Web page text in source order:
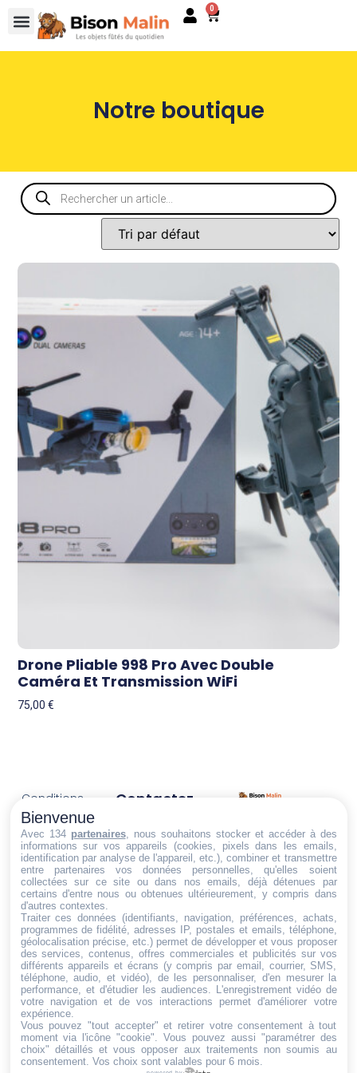
0
Notre boutique
Drone Pliable 998 Pro Avec Double
Caméra Et Transmission WiFi
75,00€
Trouvez ce qu'il vous faut,
au bon endroit
Conditions
générales
de vente
Politique de
cookies
Politique de
confidentialité
Mentions
légales
Conditions de
retour et de
remboursement
Droit de
rétractation
Contactez-
Email:
dt@sasbms.fr
Bienvenue
Avec 134 partenaires, nous souhaitons stocker et accéder à des
informations sur vos appareils (cookies, pixels dans les emails,
identification par analyse de l'appareil, etc.), combiner et transmettre
entre partenaires vos données personnelles, qu'elles soient
collectées sur ce site ou dans nos emails, déjà détenues par
certains d'entre nous ou obtenues ultérieurement, y compris dans
d'autres contextes.
Traiter ces données (identifiants, navigation, préférences, achats,
programmes de fidélité, adresses IP, postales et emails, téléphone,
géolocalisation précise, etc.) permet de développer et vous proposer
des services, contenus, offres commerciales et publicités sur vos
différents appareils et écrans (y compris par email, courrier, SMS,
téléphone, audio, et vidéo), de les personnaliser, d'en mesurer la
performance, et d'étudier les audiences. L'enregistrement vidéo de
votre navigation et de vos interactions permet d'améliorer votre
expérience.
Vous pouvez "tout accepter" et retirer votre consentement à tout
moment via l'icône "cookie" . Vous pouvez aussi "paramétrer des
choix" détaillés et vous opposer aux traitements non soumis au
consentement. Vos choix sont valables pour 6 mois.